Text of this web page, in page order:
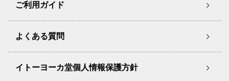
ご利用ガイド
よくある質問
イトーヨーカ堂個人情報保護方針